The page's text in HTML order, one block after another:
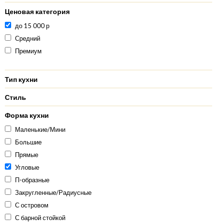
Ценовая категория
до 15 000 р
Средний
Премиум
Тип кухни
Стиль
Форма кухни
Маленькие/Мини
Большие
Прямые
Угловые
П-образные
Закругленные/Радиусные
С островом
С барной стойкой